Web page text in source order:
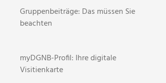
Gruppenbeiträge: Das müssen Sie
beachten
myDGNB-Profil: Ihre digitale
Visitienkarte